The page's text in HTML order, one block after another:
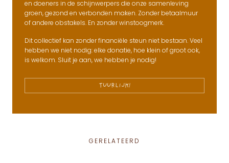
en doeners in de schijnwerpers die onze samenleving
groen, gezond en verbonden maken. Zonder betaalmuur
of andere obstakels. En zonder winstoogmerk.
Dit collectief kan zonder financiële steun niet bestaan. Veel
hebben we niet nodig: elke donatie, hoe klein of groot ook,
is welkom. Sluit je aan, we hebben je nodig!
TUURLIJK!
GERELATEERD